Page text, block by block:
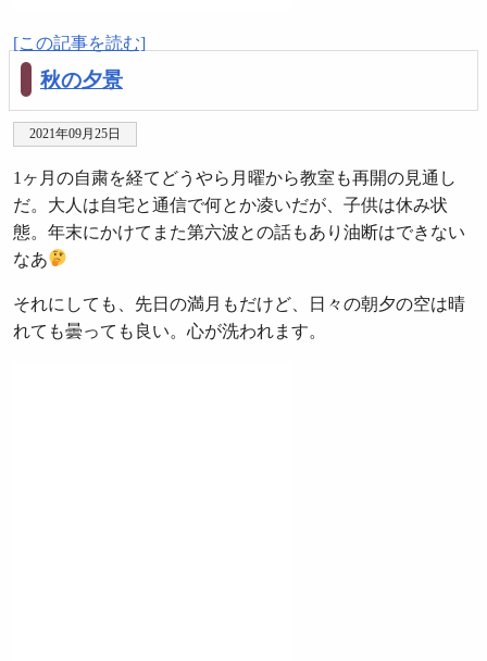
[この記事を読む]
秋の夕景
2021年09月25日
1ヶ月の自粛を経てどうやら月曜から教室も再開の見通し
だ。大人は自宅と通信で何とか凌いだが、子供は休み状
態。年末にかけてまた第六波との話もあり油断はできない
なあ
それにしても、先日の満月もだけど、日々の朝夕の空は晴
れても曇っても良い。心が洗われます。